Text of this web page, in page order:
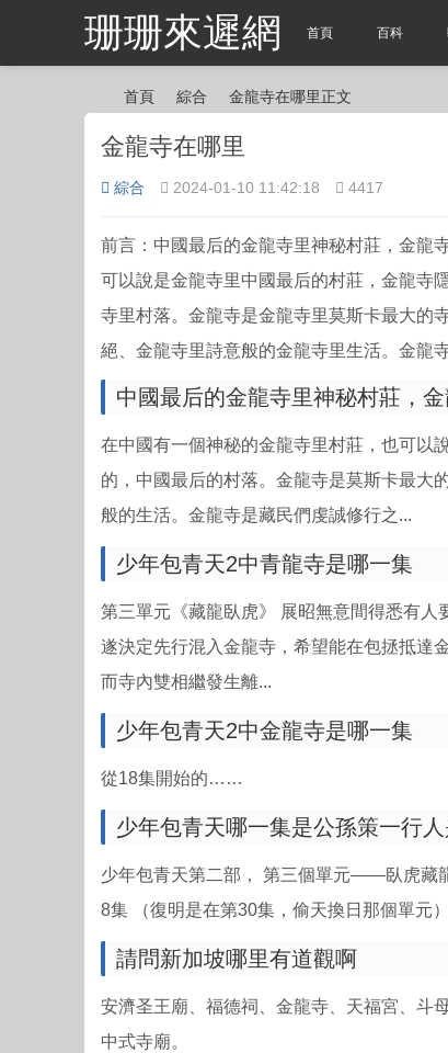
珊珊來遲網 首頁 百科
?
首頁
?
綜合
?
金龍寺在哪里正文
金龍寺在哪里
綜合 2024-01-10 11:42:18 4417
前言：中國最后的金龍寺里神秘村莊，金龍
可以說是金龍寺里中國最后的村莊，金龍寺
寺里村落。金龍寺是金龍寺里莫斯卡最大的
絕、金龍寺里詩意般的金龍寺里生活。金龍
中國最后的金龍寺里神秘村莊，
在中國有一個神秘的金龍寺里村莊，也可以
的，中國最后的村落。金龍寺是莫斯卡最大
般的生活。金龍寺是藏民們虔誠修行之...
少年包青天2中青龍寺是哪一集
第三單元《藏龍臥虎》 展昭無意間得悉有
遂決定先行混入金龍寺，希望能在包拯抵達
而寺內雙相繼發生離...
少年包青天2中金龍寺是哪一集
從18集開始的……
少年包青天哪一集是公孫策一行
少年包青天第二部， 第三個單元——臥虎藏
8集 （復明是在第30集，偷天換日那個單元）
請問新加坡哪里有道觀啊
安濟圣王廟、福德祠、金龍寺、天福宮、斗
中式寺廟。